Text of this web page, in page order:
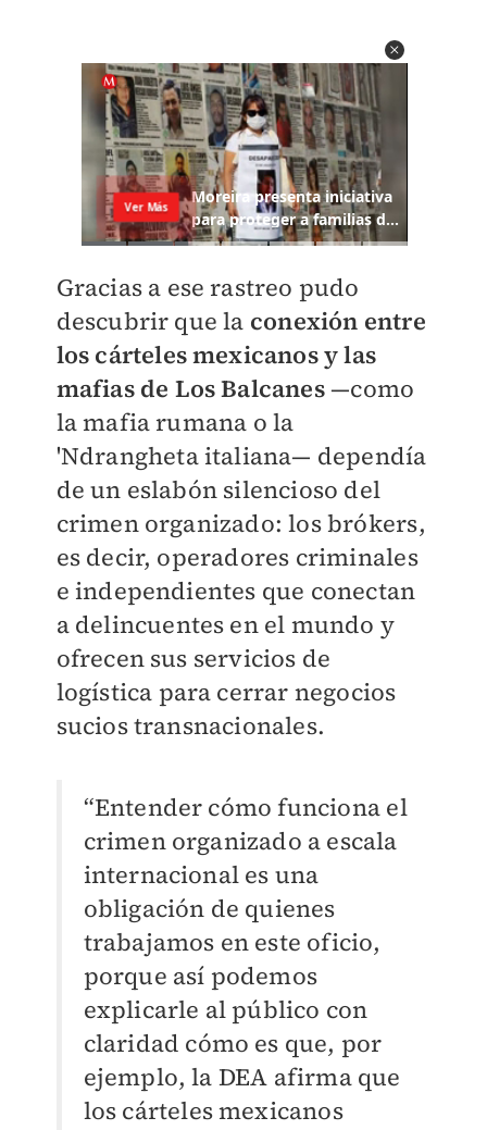
Gracias a ese rastreo pudo
descubrir que la conexión entre
los cárteles mexicanos y las
mafias de Los Balcanes—como
la mafia rumana o la
'Ndrangheta italiana— dependía
de un eslabón silencioso del
crimen organizado: los brókers,
es decir, operadores criminales
e independientes que conectan
a delincuentes en el mundo y
ofrecen sus servicios de
logística para cerrar negocios
sucios transnacionales.
“Entender cómo funciona el
crimen organizado a escala
internacional es una
obligación de quienes
trabajamos en este oficio,
porque así podemos
explicarle al público con
claridad cómo es que, por
ejemplo, la DEA afirma que
los cárteles mexicanos